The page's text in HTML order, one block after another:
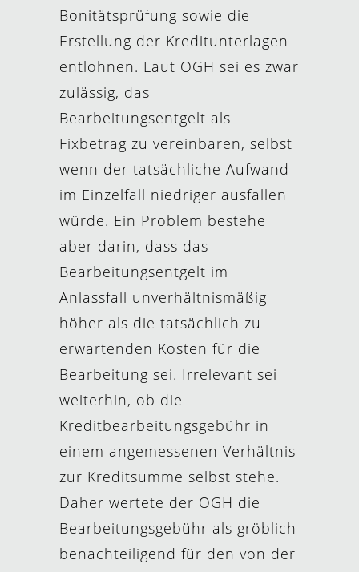
Bonitätsprüfung sowie die
Erstellung der Kreditunterlagen
entlohnen. Laut OGH sei es zwar
zulässig, das
Bearbeitungsentgelt als
Fixbetrag zu vereinbaren, selbst
wenn der tatsächliche Aufwand
im Einzelfall niedriger ausfallen
würde. Ein Problem bestehe
aber darin, dass das
Bearbeitungsentgelt im
Anlassfall unverhältnismäßig
höher als die tatsächlich zu
erwartenden Kosten für die
Bearbeitung sei. Irrelevant sei
weiterhin, ob die
Kreditbearbeitungsgebühr in
einem angemessenen Verhältnis
zur Kreditsumme selbst stehe.
Daher wertete der OGH die
Bearbeitungsgebühr als gröblich
benachteiligend für den von der